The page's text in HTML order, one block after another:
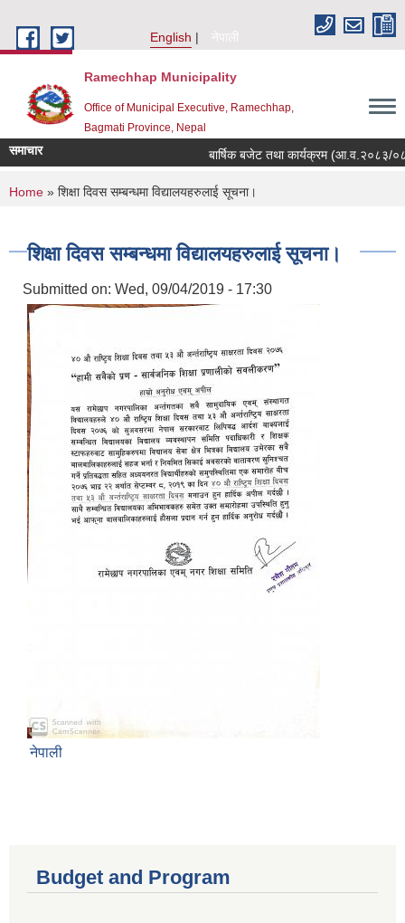
English
नेपाली
Ramechhap Municipality
Office of Municipal Executive, Ramechhap,
Bagmati Province, Nepal
समाचार बार्षिक बजेट तथा कार्यक्रम (आ.व.२०८३/०८४)
You are here
Home » शिक्षा दिवस सम्बन्धमा विद्यालयहरुलाई सूचना।
शिक्षा दिवस सम्बन्धमा विद्यालयहरुलाई सूचना।
Submitted on: Wed, 09/04/2019 - 17:30
नेपाली
Budget and Program